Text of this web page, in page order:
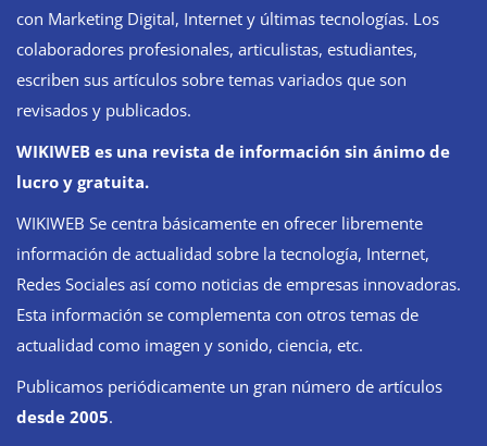
con Marketing Digital, Internet y últimas tecnologías. Los
colaboradores profesionales, articulistas, estudiantes,
escriben sus artículos sobre temas variados que son
revisados y publicados.
WIKIWEB es una revista de información sin ánimo de
lucro y gratuita.
WIKIWEB Se centra básicamente en ofrecer libremente
información de actualidad sobre la tecnología, Internet,
Redes Sociales así como noticias de empresas innovadoras.
Esta información se complementa con otros temas de
actualidad como imagen y sonido, ciencia, etc.
Publicamos periódicamente un gran número de artículos
desde 2005.